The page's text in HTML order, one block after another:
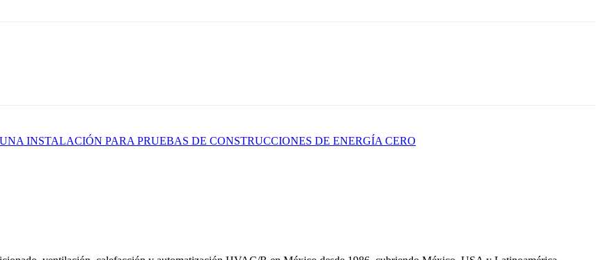
INSTALACIÓN PARA PRUEBAS DE CONSTRUCCIONES DE ENERGÍA CERO